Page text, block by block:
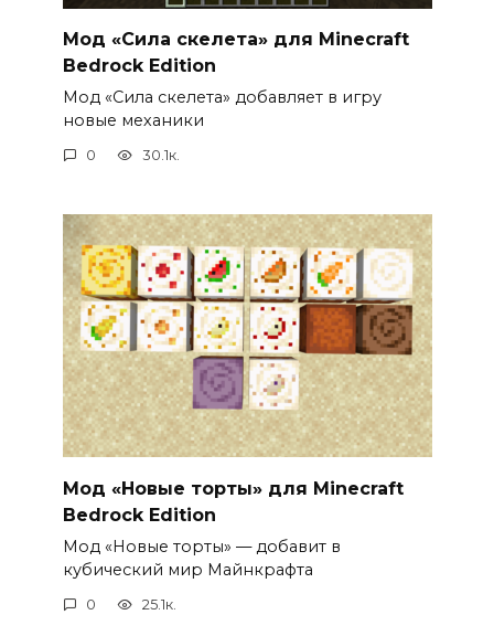
Мод «Сила скелета» для Minecraft
Bedrock Edition
Мод «Сила скелета» добавляет в игру
новые механики
0 30.1к.
Мод «Новые торты» для Minecraft
Bedrock Edition
Мод «Новые торты» — добавит в
кубический мир Майнкрафта
0 25.1к.